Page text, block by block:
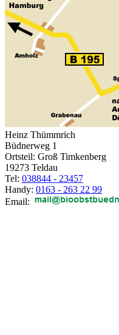
Heinz Thümmrich
Büdnerweg 1
Ortsteil: Groß Timkenberg
19273 Teldau
Tel: 038844 - 23457
Handy: 0163 - 263 22 99
Email: